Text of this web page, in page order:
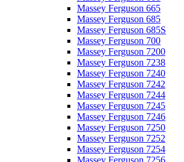
Massey Ferguson 665
Massey Ferguson 685
Massey Ferguson 685S
Massey Ferguson 700
Massey Ferguson 7200
Massey Ferguson 7238
Massey Ferguson 7240
Massey Ferguson 7242
Massey Ferguson 7244
Massey Ferguson 7245
Massey Ferguson 7246
Massey Ferguson 7250
Massey Ferguson 7252
Massey Ferguson 7254
Massey Ferguson 7256